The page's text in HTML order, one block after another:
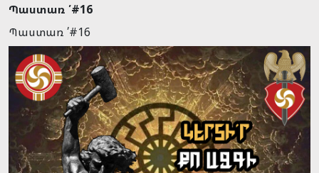
Պաստառ ՛#16
Պաստառ ՛#16